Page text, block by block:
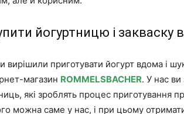
йогуртницю і закваску в
вирішили приготувати йогурт вдома і
магазин ROMMELSBACHER. У нас
які зроблять процес приготування
можна саме у нас, і при цьому